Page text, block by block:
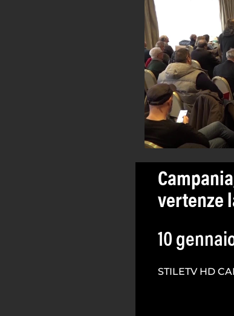
vertenze
10
STILETV HD